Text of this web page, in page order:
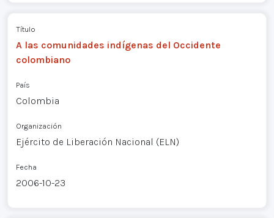
Título
A las comunidades indígenas del Occidente
colombiano
País
Colombia
Organización
Ejército de Liberación Nacional (ELN)
Fecha
2006-10-23